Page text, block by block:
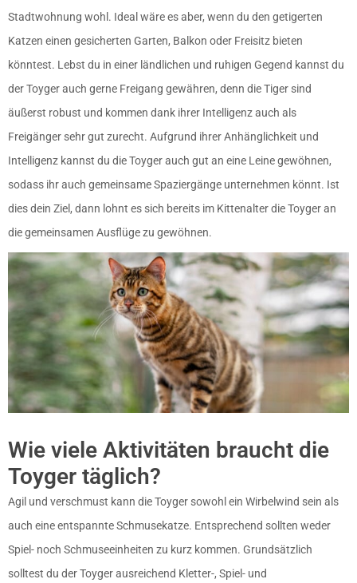
Stadtwohnung wohl. Ideal wäre es aber, wenn du den getigerten
Katzen einen gesicherten Garten, Balkon oder Freisitz bieten
könntest. Lebst du in einer ländlichen und ruhigen Gegend kannst du
der Toyger auch gerne Freigang gewähren, denn die Tiger sind
äußerst robust und kommen dank ihrer Intelligenz auch als
Freigänger sehr gut zurecht. Aufgrund ihrer Anhänglichkeit und
Intelligenz kannst du die Toyger auch gut an eine Leine gewöhnen,
sodass ihr auch gemeinsame Spaziergänge unternehmen könnt. Ist
dies dein Ziel, dann lohnt es sich bereits im Kittenalter die Toyger an
die gemeinsamen Ausflüge zu gewöhnen.
Wie viele Aktivitäten braucht die
Toyger täglich?
Agil und verschmust kann die Toyger sowohl ein Wirbelwind sein als
auch eine entspannte Schmusekatze. Entsprechend sollten weder
Spiel- noch Schmuseeinheiten zu kurz kommen. Grundsätzlich
solltest du der Toyger ausreichend Kletter-, Spiel- und